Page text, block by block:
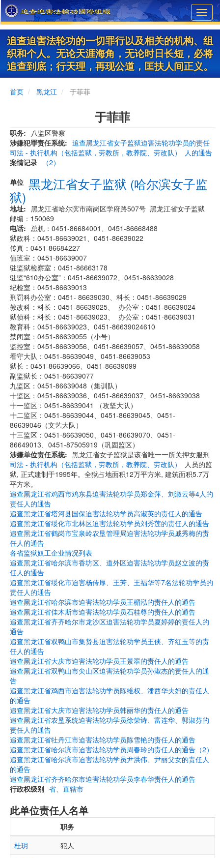
Skip
to
main
content
追查迫害法轮功的一切罪行以及相关的机构、组
织和个人。无论天涯海角，无论时日长短，必将
追查到底；行天理，再现公道，匡扶人间正义。
首页 黑龙江 于菲菲
于菲菲
职务
八监区警察
涉嫌犯罪责任系统
司法 - 执行机构（包括监狱，劳教所，教养院、劳改队）
案情记录
追查黑龙江省女子监狱迫害法轮功学员的责任
人的通告
（2）
单位 黑龙江省女子监狱 (哈尔滨女子监
狱)
地址
黑龙江省哈尔滨市南岗区学府路507号 黑龙江省女子监狱
邮编：150069
电话
总机：0451-86684001、0451-86668488
狱政科：0451-86639021、0451-86639022
传真：0451-86684227
值班室：0451-86639007
驻监狱检察室：0451-86663178
驻监“610办公室”：0451-86639072、0451-86639028
纪检室：0451-86639013
刑罚科办公室：0451- 86639030、科长：0451-86639029
教改科：科长：0451-86639025、 办公室：0451-86639024
狱侦科：科长：0451-86639023、 办公室：0451-86639031
教育科：0451-86639023、0451-86639024610
禁闭室：0451-86639055（小号）
监控室：0451-86639056、0451-86639057、0451-86639058
看守大队：0451-86639049、0451-86639053
狱长：0451-86639066、0451-86639099
副监狱长：0451-86639077
九监区：0451-86639048（集训队）
十监区：0451-86639036、0451-86639037、0451-86639038
十一监区：0451-86639041 （攻坚大队）
十二监区：0451-86639044、0451-86639045、0451-
86639046（文艺大队）
十三监区：0451-86639050、0451-86639070、0451-
86649013、0451-87505919（巩固监区）
涉嫌单位责任系统
司法 - 执行机构（包括监狱，劳教所，教养院、劳改队）
黑龙江省女子监狱是该省唯一一所关押女服刑
人员的监
狱, 正式建制于1995年。全狱占地面积12万平方米, 建筑面积5.7万
平方米。
追查黑龙江省鸡西市鸡东县迫害法轮功学员郑金萍、刘淑云等4人的
责任人的通告
追查黑龙江省塔河县国保迫害法轮功学员高淑英的责任人的通告
追查黑龙江省绥化市北林区迫害法轮功学员刘秀莲的责任人的通告
追查黑龙江省鹤岗市宝泉岭农垦管理局迫害法轮功学员戚秀梅的责
任人的通告
各省监狱奴工企业情况列表
追查黑龙江省哈尔滨市香坊区、道外区迫害法轮功学员赵立波的责
任人的通告
追查黑龙江省绥化市迫害杨传厚、王芳、王福华等7名法轮功学员的
责任人的通告
追查黑龙江省哈尔滨市迫害法轮功学员王楣泓的责任人的通告
追查黑龙江省佳木斯市迫害法轮功学员石桂尊的责任人的通告
追查黑龙江省齐齐哈尔市龙沙区迫害法轮功学员夏婷婷的责任人的
通告
追查黑龙江省双鸭山市集贤县迫害法轮功学员王侠、齐红玉等的责
任人的通告
追查黑龙江省大庆市迫害法轮功学员王景翠的责任人的通告
追查黑龙江省双鸭山市尖山区迫害法轮功学员孙淑杰的责任人的通
告
追查黑龙江省鸡西市迫害法轮功学员陈维权、潘西华夫妇的责任人
的通告
追查黑龙江省大庆市迫害法轮功学员韩丽华的责任人的通告
追查黑龙江省农垦系统迫害法轮功学员徐荣诗、富连华、郭淑芬的
责任人的通告
追查黑龙江省牡丹江市迫害法轮功学员陈雪艳的责任人的通告
追查黑龙江省哈尔滨市迫害法轮功学员周春玲的责任人的通告（2）
追查黑龙江省哈尔滨市迫害法轮功学员尹洪伟、尹丽父女的责任人
的通告
追查黑龙江省齐齐哈尔市迫害法轮功学员李春华责任人的通告
行政权级别 省、直辖市
此单位责任人名单
职务
杜玥
犯人